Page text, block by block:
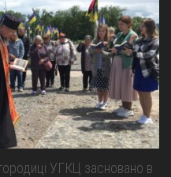
УГКЦ засновано в